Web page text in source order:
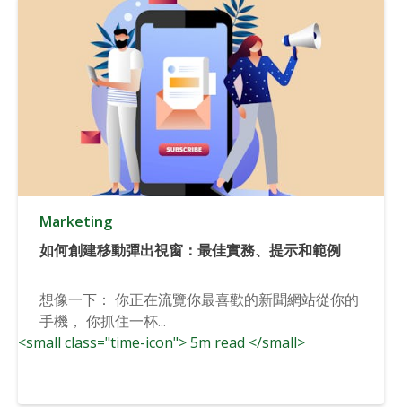
Marketing
如何創建移動彈出視窗：最佳實務、提示和範例
想像一下： 你正在流覽你最喜歡的新聞網站從你的
手機， 你抓住一杯...
<small class="time-icon"> 5m read </small>